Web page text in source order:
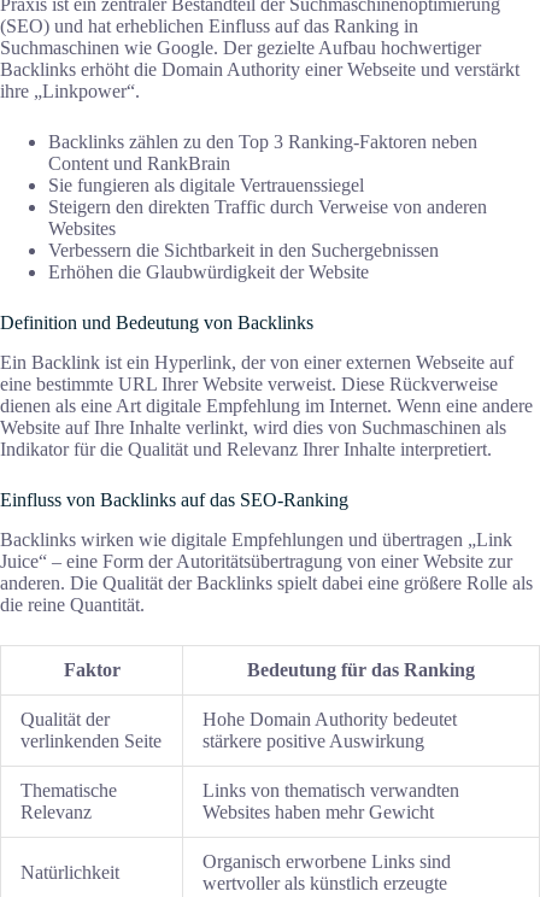
Praxis ist ein zentraler Bestandteil der Suchmaschinenoptimierung
(SEO) und hat erheblichen Einfluss auf das Ranking in
Suchmaschinen wie Google. Der gezielte Aufbau hochwertiger
Backlinks erhöht die Domain Authority einer Webseite und verstärkt
ihre „Linkpower“.
Backlinks zählen zu den Top 3 Ranking-Faktoren neben
Content und RankBrain
Sie fungieren als digitale Vertrauenssiegel
Steigern den direkten Traffic durch Verweise von anderen
Websites
Verbessern die Sichtbarkeit in den Suchergebnissen
Erhöhen die Glaubwürdigkeit der Website
Definition und Bedeutung von Backlinks
Ein Backlink ist ein Hyperlink, der von einer externen Webseite auf
eine bestimmte URL Ihrer Website verweist. Diese Rückverweise
dienen als eine Art digitale Empfehlung im Internet. Wenn eine andere
Website auf Ihre Inhalte verlinkt, wird dies von Suchmaschinen als
Indikator für die Qualität und Relevanz Ihrer Inhalte interpretiert.
Einfluss von Backlinks auf das SEO-Ranking
Backlinks wirken wie digitale Empfehlungen und übertragen „Link
Juice“ – eine Form der Autoritätsübertragung von einer Website zur
anderen. Die Qualität der Backlinks spielt dabei eine größere Rolle als
die reine Quantität.
Faktor Bedeutung für das Ranking
Qualität der
verlinkenden Seite
Hohe Domain Authority bedeutet
stärkere positive Auswirkung
Thematische
Relevanz
Links von thematisch verwandten
Websites haben mehr Gewicht
Natürlichkeit
Organisch erworbene Links sind
wertvoller als künstlich erzeugte